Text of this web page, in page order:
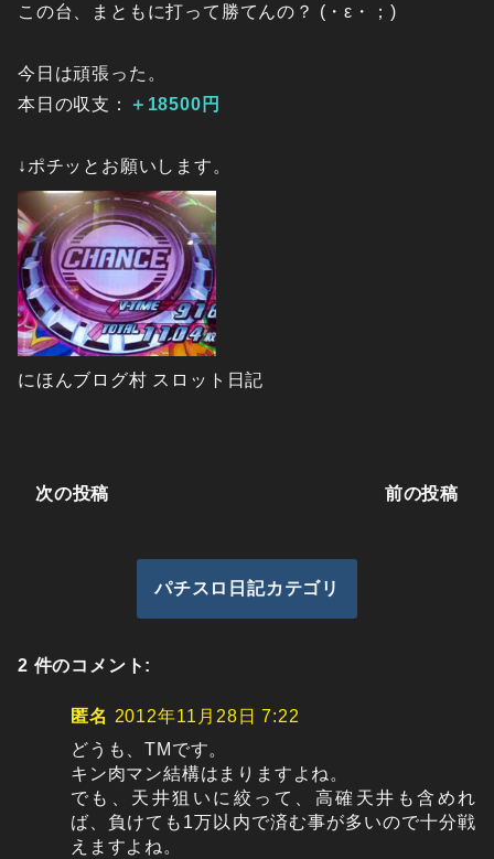
この台、まともに打って勝てんの？ (・ε・；)
今日は頑張った。
本日の収支：
＋18500円
↓ポチッとお願いします。
にほんブログ村 スロット日記
次の投稿 前の投稿
パチスロ日記カテゴリ
2 件のコメント:
匿名 2012年11月28日 7:22
どうも、TMです。
キン肉マン結構はまりますよね。
でも、天井狙いに絞って、高確天井も含めれ
ば、負けても1万以内で済む事が多いので十分戦
えますよね。